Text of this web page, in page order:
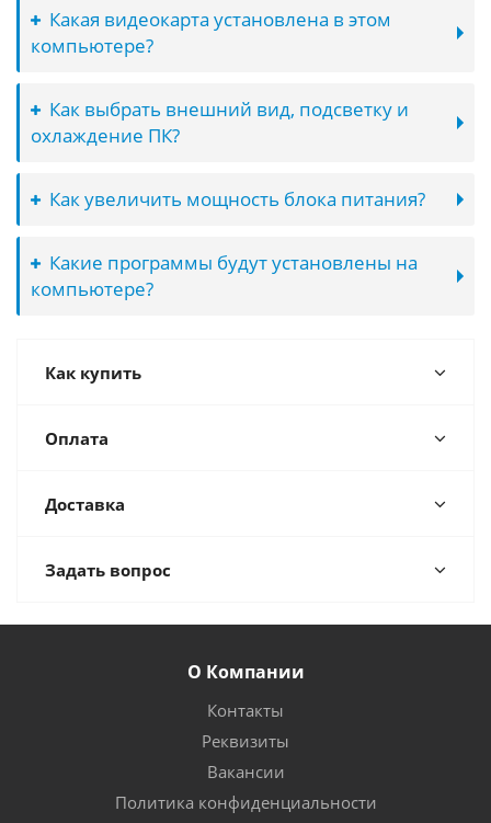
Какая видеокарта установлена в этом
компьютере?
Как выбрать внешний вид, подсветку и
охлаждение ПК?
Как увеличить мощность блока питания?
Какие программы будут установлены на
компьютере?
Как купить
Оплата
Доставка
Задать вопрос
О Компании
Контакты
Реквизиты
Вакансии
Политика конфиденциальности